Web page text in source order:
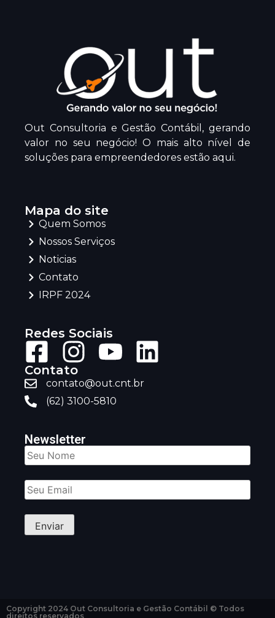
Out Consultoria e Gestão Contábil, gerando
valor no seu negócio! O mais alto nível de
soluções para empreendedores estão aqui.
Mapa do site
Quem Somos
Nossos Serviços
Noticias
Contato
IRPF 2024
Redes Sociais
Contato
contato@out.cnt.br
(62) 3100-5810
Newsletter
Copyright 2024 Out Consultoria e Gestão Contábil © Todos
direitos reservados